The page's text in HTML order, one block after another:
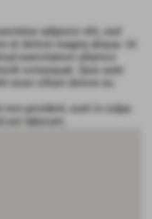
adipisici elit, sed
et dolore magna aliqua. Ut
exercitation ullamco
consequat. Quis aute
esse cillum dolore eu
non proident, sunt in culpa
laborum.